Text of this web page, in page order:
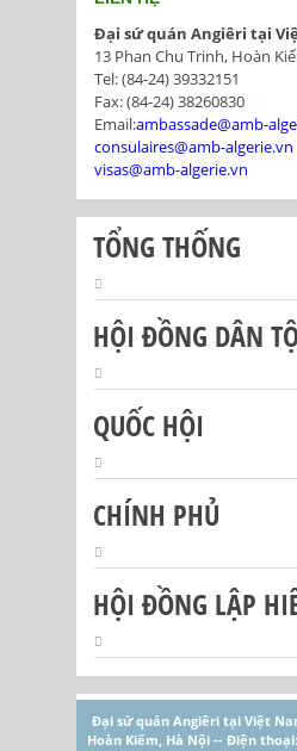
Đại sứ quán Angiêri tại
13 Phan Chu Trinh, Hoàn
Tel: (84-24) 39332151
Fax: (84-24) 38260830
Email:ambassade@amb-
consulaires@amb-algerie.vn
visas@amb-algerie.vn
TỔNG THỐNG
HỘI ĐỒNG DÂN
QUỐC HỘI
CHÍNH PHỦ
HỘI ĐỒNG LẬP
Đại sứ quán Angiêri tại Việt
Hoàn Kiếm, Hà Nội -- Điện thoại: